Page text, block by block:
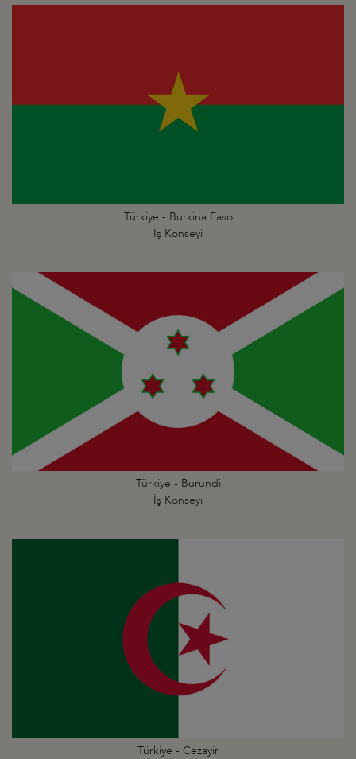
Türkiye - Burkina Faso
İş Konseyi
Türkiye - Burundi
İş Konseyi
Türkiye - Cezayir